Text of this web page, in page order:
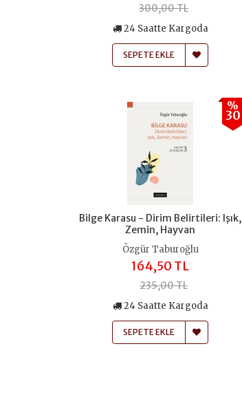
300,00 TL
24 Saatte Kargoda
SEPETE EKLE
%
30
Bilge Karasu - Dirim Belirtileri: Işık,
Zemin, Hayvan
Özgür Taburoğlu
164,50 TL
235,00 TL
24 Saatte Kargoda
SEPETE EKLE